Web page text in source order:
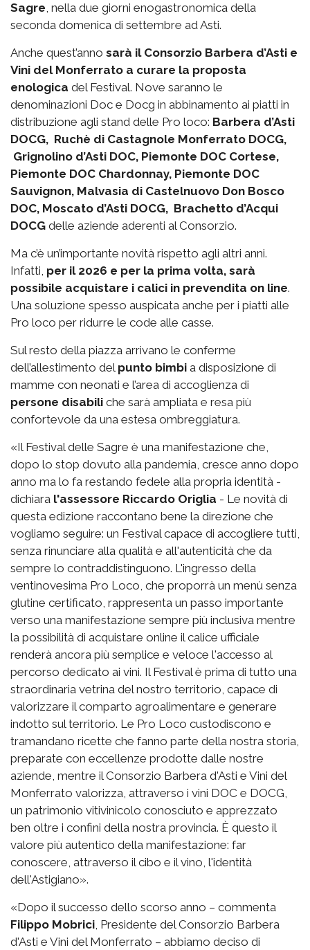
Sagre, nella due giorni enogastronomica della
seconda domenica di settembre ad Asti.
Anche quest’anno sarà il Consorzio Barbera d’Asti e
Vini del Monferrato a curare la proposta
enologica del Festival. Nove saranno le
denominazioni Doc e Docg in abbinamento ai piatti in
distribuzione agli stand delle Pro loco: Barbera d’Asti
DOCG, Ruchè di Castagnole Monferrato DOCG,
Grignolino d’Asti DOC, Piemonte DOC Cortese,
Piemonte DOC Chardonnay, Piemonte DOC
Sauvignon, Malvasia di Castelnuovo Don Bosco
DOC, Moscato d’Asti DOCG, Brachetto d’Acqui
DOCG delle aziende aderenti al Consorzio.
Ma c’è un’importante novità rispetto agli altri anni.
Infatti, per il 2026 e per la prima volta, sarà
possibile acquistare i calici in prevendita on line.
Una soluzione spesso auspicata anche per i piatti alle
Pro loco per ridurre le code alle casse.
Sul resto della piazza arrivano le conferme
dell’allestimento del punto bimbi a disposizione di
mamme con neonati e l’area di accoglienza di
persone disabili che sarà ampliata e resa più
confortevole da una estesa ombreggiatura.
«Il Festival delle Sagre è una manifestazione che,
dopo lo stop dovuto alla pandemia, cresce anno dopo
anno ma lo fa restando fedele alla propria identità -
dichiara l'assessore Riccardo Origlia - Le novità di
questa edizione raccontano bene la direzione che
vogliamo seguire: un Festival capace di accogliere tutti,
senza rinunciare alla qualità e all'autenticità che da
sempre lo contraddistinguono. L'ingresso della
ventinovesima Pro Loco, che proporrà un menù senza
glutine certificato, rappresenta un passo importante
verso una manifestazione sempre più inclusiva mentre
la possibilità di acquistare online il calice ufficiale
renderà ancora più semplice e veloce l'accesso al
percorso dedicato ai vini. Il Festival è prima di tutto una
straordinaria vetrina del nostro territorio, capace di
valorizzare il comparto agroalimentare e generare
indotto sul territorio. Le Pro Loco custodiscono e
tramandano ricette che fanno parte della nostra storia,
preparate con eccellenze prodotte dalle nostre
aziende, mentre il Consorzio Barbera d'Asti e Vini del
Monferrato valorizza, attraverso i vini DOC e DOCG,
un patrimonio vitivinicolo conosciuto e apprezzato
ben oltre i confini della nostra provincia. È questo il
valore più autentico della manifestazione: far
conoscere, attraverso il cibo e il vino, l'identità
dell'Astigiano».
«Dopo il successo dello scorso anno – commenta
Filippo Mobrici, Presidente del Consorzio Barbera
d'Asti e Vini del Monferrato – abbiamo deciso di